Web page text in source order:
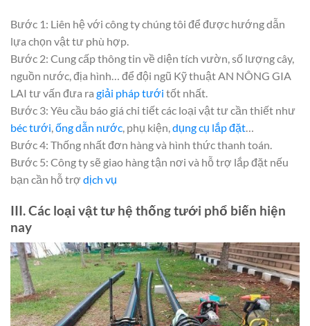
Bước 1: Liên hệ với công ty chúng tôi để được hướng dẫn
lựa chọn vật tư phù hợp.
Bước 2: Cung cấp thông tin về diện tích vườn, số lượng cây,
nguồn nước, địa hình… để đội ngũ Kỹ thuật AN NÔNG GIA
LAI tư vấn đưa ra giải pháp tưới tốt nhất.
Bước 3: Yêu cầu báo giá chi tiết các loại vật tư cần thiết như
béc tưới,ống dẫn nước, phụ kiện,dụng cụ lắp đặt…
Bước 4: Thống nhất đơn hàng và hình thức thanh toán.
Bước 5: Công ty sẽ giao hàng tận nơi và hỗ trợ lắp đặt nếu
bạn cần hỗ trợ dịch vụ
III. Các loại vật tư hệ thống tưới phổ biến hiện
nay